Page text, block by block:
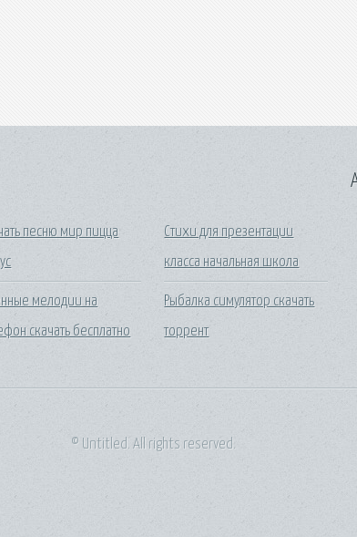
песню мир пицца
мелодии на
скачать бесплатно
Стихи для презентации
класса начальная школа
Рыбалка симулятор скачать
торрент
© Untitled. All rights reserved.